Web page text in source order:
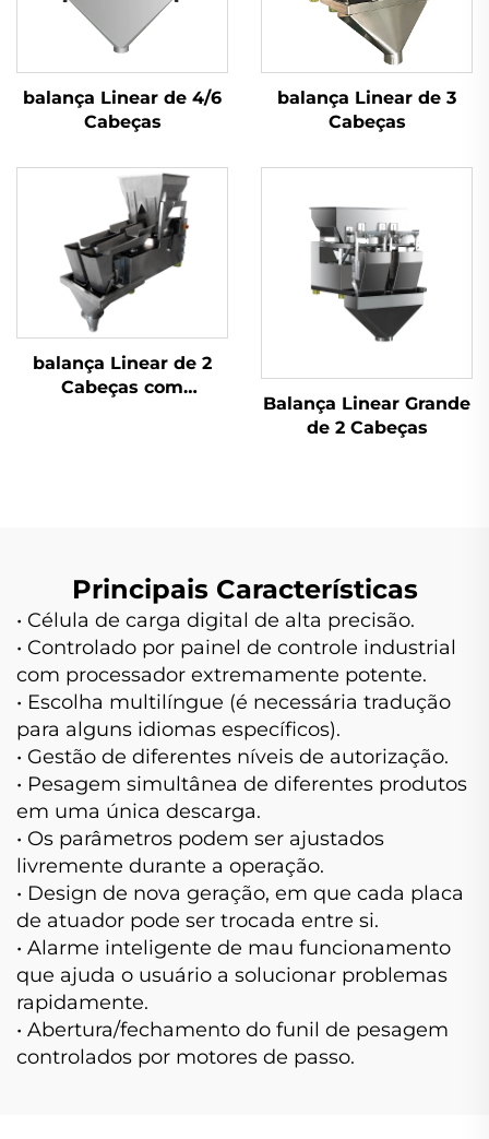
balança Linear de 4/6
Cabeças
balança Linear de 3
Cabeças
balança Linear de 2
Cabeças com
Balança Linear Grande
de 2 Cabeças
Principais Características
• Célula de carga digital de alta precisão.
• Controlado por painel de controle industrial
com processador extremamente potente.
• Escolha multilíngue (é necessária tradução
para alguns idiomas específicos).
• Gestão de diferentes níveis de autorização.
• Pesagem simultânea de diferentes produtos
em uma única descarga.
• Os parâmetros podem ser ajustados
livremente durante a operação.
• Design de nova geração, em que cada placa
de atuador pode ser trocada entre si.
• Alarme inteligente de mau funcionamento
que ajuda o usuário a solucionar problemas
rapidamente.
• Abertura/fechamento do funil de pesagem
controlados por motores de passo.